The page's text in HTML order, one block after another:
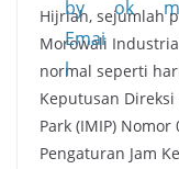
Hijriah, sejumlah
Morowali
normal seperti
Keputusan
Park (IMIP)
Pengaturan Jam